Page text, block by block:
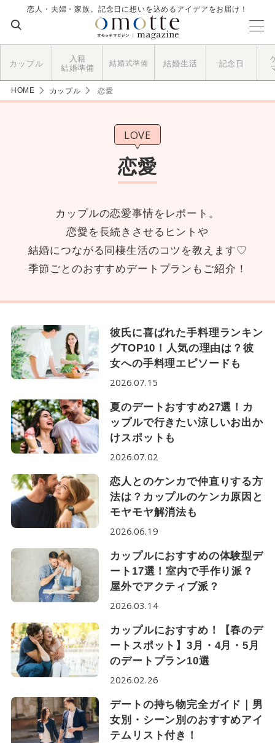
恋人・夫婦・家族。記念日に想いを込めるアイデアをお届け！
カップル
入籍
結婚準備
結婚式準備 結婚生活 記念日
HOME カップル 恋愛
LOVE
恋愛
カップルの恋愛事情をレポート。
恋愛を長続きさせるヒントや
結婚につながる同棲生活のコツを教えます♡
季節ごとのおすすめデートプランもご紹介！
彼氏に喜ばれた手料理ランキン
グTOP10！人気の理由は？彼
女への手料理エピソードも
2026.07.15
夏のデートおすすめ27選！カ
ップルで行きたい涼しいお出か
けスポットも
2026.07.02
恋人とのケンカで仲直りする方
法は？カップルのケンカ原因と
モヤモヤ解消法も
2026.06.19
カップルにおすすめの体験型デ
ート17選！室内で手作り派？
屋外でアクティブ派？
2026.03.14
カップルにおすすめ！【春のデ
ートスポット】3月・4月・5月
のデートプラン10選
2026.02.26
デートの持ち物完全ガイド｜男
女別・シーン別のおすすめアイ
テムリスト付き！